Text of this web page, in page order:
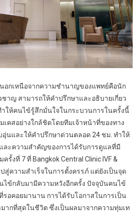
อกเหนือจากความชำนาญของแพทย์คือนัก
าญ สามารถให้คำปรึกษาและอธิบายเกี่ยว
ให้คนไข้รู้สึกมั่นใจในกระบวนการในครั้งนี้
เคสอย่างใกล้ชิดโดยทีมเจ้าหน้าที่ของทาง
อุ่นและให้คำปรึกษาด่วนตลอด 24 ชม. ทำให้
ละความสำคัญของการได้รับการดูแลที่มี
รั้งที่ 7 ที่ Bangkok Central Clinic IVF &
สู่ความสำเร็จในการตั้งครรภ์ แต่ยังเป็นจุด
ไข้กลับมามีความหวังอีกครั้ง ปัจจุบันคนไข้
อคอยมานาน การได้รับโอกาสในการเป็น
ากที่สุดในชีวิต ซึ่งเป็นผลมาจากความทุ่มเท